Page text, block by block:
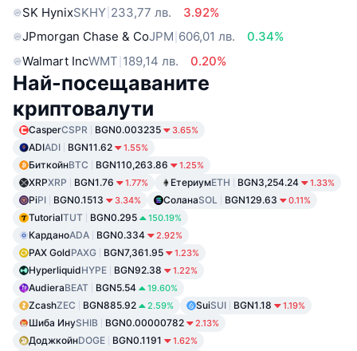
SK HynixSKHY 233,77 лв.
3.92%
JPmorgan Chase & CoJPM 606,01 лв.
0.34%
Walmart IncWMT 189,14 лв. 0.20%
Най-посещаваните
криптовалути
CasperCSPR BGN0.003235 3.65%
ADIADI BGN11.62 1.55%
БиткойнBTC BGN110,263.86 1.25%
XRPXRP BGN1.76 1.77% ЕтериумETH BGN3,254.24 1.33%
PiPI BGN0.1513 3.34% СоланаSOL BGN129.63 0.11%
TutorialTUT BGN0.295 150.19%
КарданоADA BGN0.334 2.92%
PAX GoldPAXG BGN7,361.95 1.23%
HyperliquidHYPE BGN92.38 1.22%
AudieraBEAT BGN5.54 19.60%
ZcashZEC BGN885.92 2.59% SuiSUI BGN1.18 1.19%
Шиба ИнуSHIB BGN0.00000782 2.13%
ДоджкойнDOGE BGN0.1191 1.62%